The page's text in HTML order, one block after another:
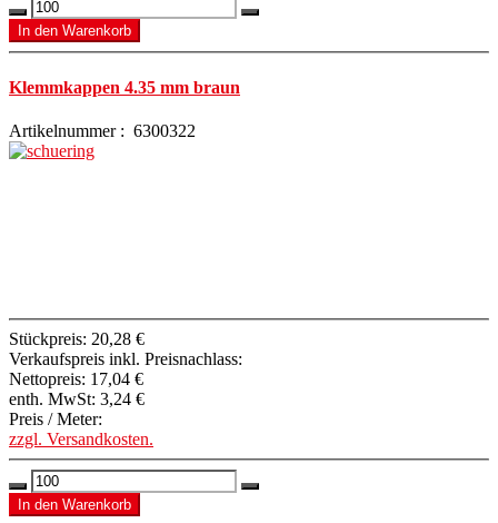
Klemmkappen 4.35 mm braun
Artikelnummer : 6300322
Stückpreis: 20,28 €
Verkaufspreis inkl. Preisnachlass:
Nettopreis: 17,04 €
enth. MwSt: 3,24 €
Preis / Meter:
zzgl. Versandkosten.